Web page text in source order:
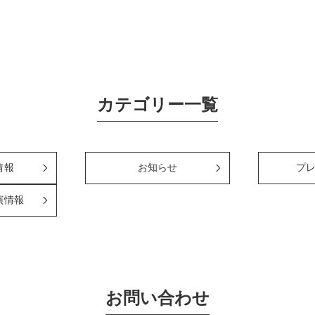
カテゴリー一覧
報 お知らせ プ
情報
お問い合わせ